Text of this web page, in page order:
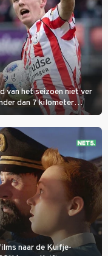
van het seizoen niet ver
dan 7 kilometer
Nacho Ferri aan van
naar de Kuifje-